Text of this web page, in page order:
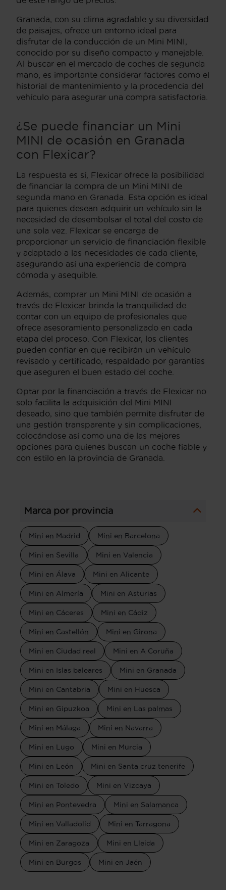
Granada, con su clima agradable y su diversidad
de paisajes, ofrece un entorno ideal para
disfrutar de la conducción de un Mini MINI,
conocido por su diseño compacto y manejable.
Al buscar en el mercado de coches de segunda
mano, es importante considerar factores como el
historial de mantenimiento y la procedencia del
vehículo para asegurar una compra satisfactoria.
¿Se puede financiar un Mini
MINI de ocasión en Granada
con Flexicar?
La respuesta es sí, Flexicar ofrece la posibilidad
de financiar la compra de un Mini MINI de
segunda mano en Granada. Esta opción es ideal
para quienes desean adquirir un vehículo sin la
necesidad de desembolsar el total del costo de
una sola vez. Flexicar se encarga de
proporcionar un servicio de financiación flexible
y adaptado a las necesidades de cada cliente,
asegurando así una experiencia de compra
cómoda y asequible.
Además, comprar un Mini MINI de ocasión a
través de Flexicar brinda la tranquilidad de
contar con un equipo de profesionales que
ofrece asesoramiento personalizado en cada
etapa del proceso. Con Flexicar, los clientes
pueden confiar en que recibirán un vehículo
revisado y certificado, respaldado por garantías
que aseguren el buen estado del coche.
Optar por la financiación a través de Flexicar no
solo facilita la adquisición del Mini MINI
deseado, sino que también permite disfrutar de
una gestión transparente y sin complicaciones,
colocándose así como una de las mejores
opciones para quienes buscan un coche fiable y
con estilo en la provincia de Granada.
Marca por provincia
Mini en Madrid Mini en Barcelona
Mini en Sevilla Mini en Valencia
Mini en Álava Mini en Alicante
Mini en Almería Mini en Asturias
Mini en Cáceres Mini en Cádiz
Mini en Castellón Mini en Girona
Mini en Ciudad real Mini en A Coruña
Mini en Islas baleares Mini en Granada
Mini en Cantabria Mini en Huesca
Mini en Gipuzkoa Mini en Las palmas
Mini en Málaga Mini en Navarra
Mini en Lugo Mini en Murcia
Mini en León Mini en Santa cruz tenerife
Mini en Toledo Mini en Vizcaya
Mini en Pontevedra Mini en Salamanca
Mini en Valladolid Mini en Tarragona
Mini en Zaragoza Mini en Lleida
Mini en Burgos Mini en Jaén